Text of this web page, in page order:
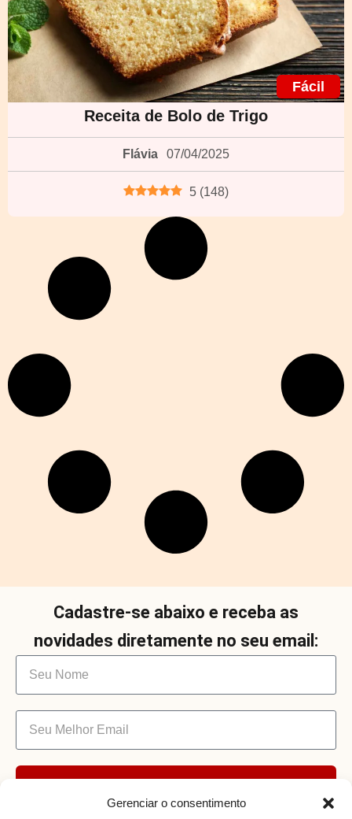
Gerenciar o consentimento
Fácil
Receita de Bolo de Trigo
Flávia 07/04/2025
5 (148)
Cadastre-se abaixo e receba as
novidades diretamente no seu email: